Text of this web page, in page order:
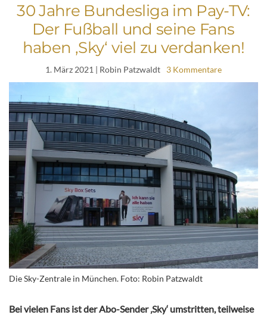
30 Jahre Bundesliga im Pay-TV:
Der Fußball und seine Fans
haben ‚Sky‘ viel zu verdanken!
1. März 2021 | Robin Patzwaldt 3 Kommentare
Die Sky-Zentrale in München. Foto: Robin Patzwaldt
Bei vielen Fans ist der Abo-Sender ‚Sky‘ umstritten, teilweise